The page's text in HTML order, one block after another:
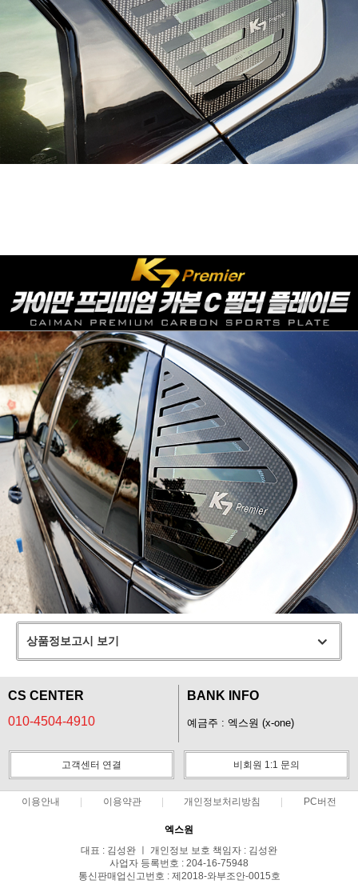
상품정보고시 보기
CS CENTER
010-4504-4910
BANK INFO
예금주 : 엑스원 (x-one)
고객센터 연결 비회원 1:1 문의
이용안내 이용약관 개인정보처리방침 PC버전
엑스원
대표 : 김성완 ㅣ 개인정보 보호 책임자 : 김성완
사업자 등록번호 : 204-16-75948
통신판매업신고번호 : 제2018-와부조안-0015호